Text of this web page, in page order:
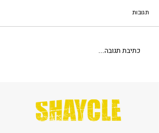
תגובות
כתיבת תגובה...